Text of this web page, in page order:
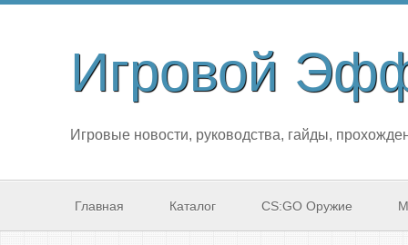
Игровой
Игровые новости, руководства, гайды,
Главная Каталог CS:GO Оружие